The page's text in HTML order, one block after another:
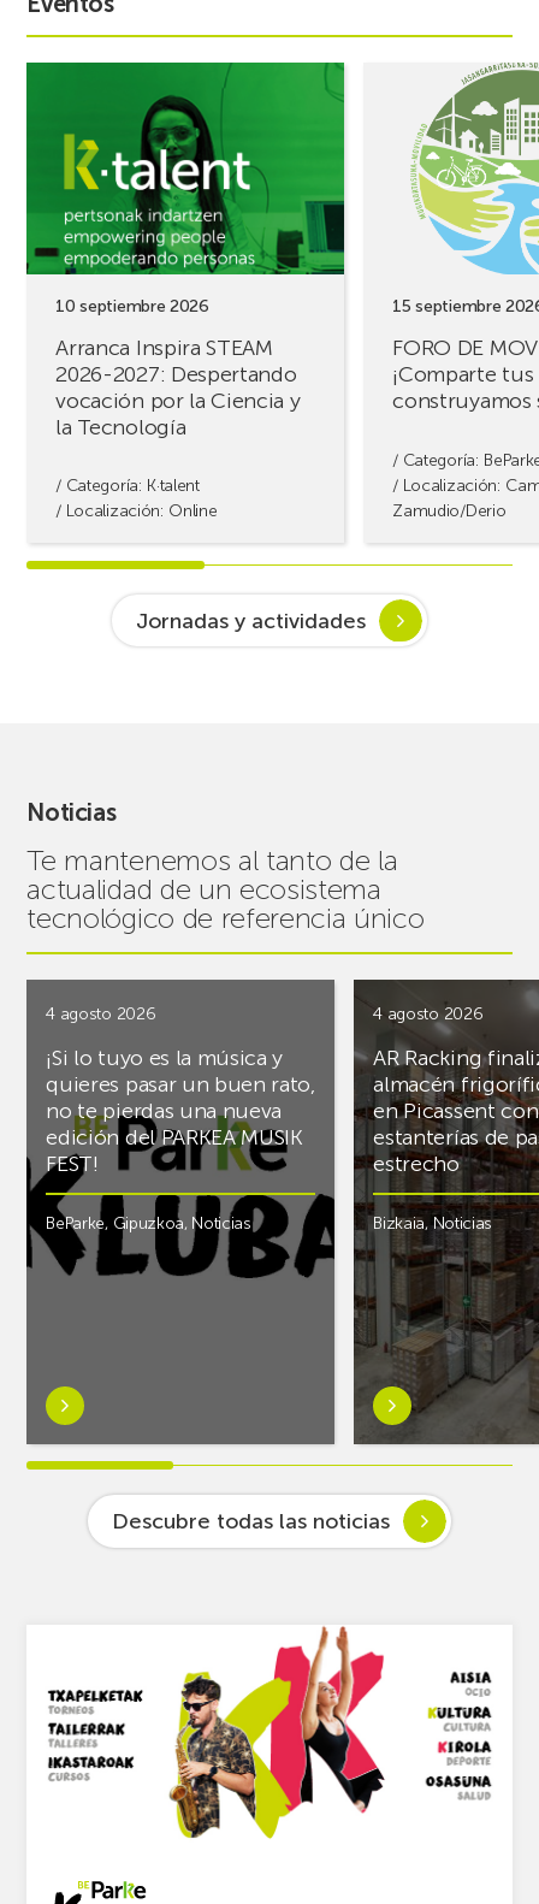
10 septiembre 2026
Arranca Inspira STEAM
2026-2027: Despertando
vocación por la Ciencia y
la Tecnología
/ Categoría: K·talent
/ Localización: Online
STEAM
2027:
Despertando
vocación
Ciencia
Tecnología
15 septiembre
FORO DE
¡Comparte
construyamos
/ Categoría:
/ Localización:
Zamudio/Derio
MOVILIDAD
¡Comparte
soluciones!
Jornadas y actividades
Noticias
Te mantenemos al tanto de la
actualidad de un ecosistema
tecnológico de referencia único
4 agosto 2026
¡Si lo tuyo es la música y
quieres pasar un buen rato,
no te pierdas una nueva
edición del PARKEA MUSIK
FEST!
BeParke, Gipuzkoa, Noticias
Saber
más
sobre¡Si
pasar
un
buen
rato,
una
4 agosto 2026
AR Racking
almacén
en Picassent con
estanterías de
estrecho
Bizkaia,Noticias
Saber
más
finaliza
el
PCS
en
Picassent
estanterías
Descubre todas las noticias